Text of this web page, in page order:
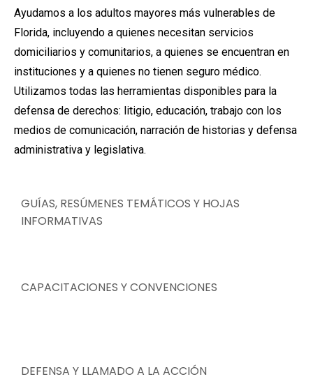
Ayudamos a los adultos mayores más vulnerables de
Florida, incluyendo a quienes necesitan servicios
domiciliarios y comunitarios, a quienes se encuentran en
instituciones y a quienes no tienen seguro médico.
Utilizamos todas las herramientas disponibles para la
defensa de derechos: litigio, educación, trabajo con los
medios de comunicación, narración de historias y defensa
administrativa y legislativa.
GUÍAS, RESÚMENES TEMÁTICOS Y HOJAS
INFORMATIVAS
CAPACITACIONES Y CONVENCIONES
DEFENSA Y LLAMADO A LA ACCIÓN